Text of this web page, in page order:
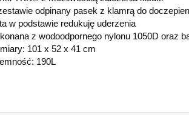
odpinany pasek z klamrą do
w podstawie redukuję uderzenia
z wodoodpornego nylonu 1050D oraz
101 x 52 x 41 cm
190L